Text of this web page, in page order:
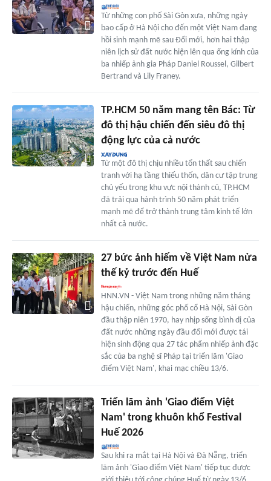
Từ những con phố Sài Gòn xưa, những ngày
bao cấp ở Hà Nội cho đến một Việt Nam đang
hồi sinh mạnh mẽ sau Đổi mới, hơn hai thập
niên lịch sử đất nước hiện lên qua ống kính của
ba nhiếp ảnh gia Pháp Daniel Roussel, Gilbert
Bertrand và Lily Franey.
TP.HCM 50 năm mang tên Bác: Từ
đô thị hậu chiến đến siêu đô thị
động lực của cả nước
Từ một đô thị chịu nhiều tổn thất sau chiến
tranh với hạ tầng thiếu thốn, dân cư tập trung
chủ yếu trong khu vực nội thành cũ, TP.HCM
đã trải qua hành trình 50 năm phát triển
mạnh mẽ để trở thành trung tâm kinh tế lớn
nhất cả nước.
27 bức ảnh hiếm về Việt Nam nửa
thế kỷ trước đến Huế
HNN.VN - Việt Nam trong những năm tháng
hậu chiến, những góc phố cổ Hà Nội, Sài Gòn
đầu thập niên 1970, hay nhịp sống bình dị của
đất nước những ngày đầu đổi mới được tái
hiện sinh động qua 27 tác phẩm nhiếp ảnh đặc
sắc của ba nghệ sĩ Pháp tại triển lãm 'Giao
điểm Việt Nam', khai mạc chiều 13/6.
Triển lãm ảnh 'Giao điểm Việt
Nam' trong khuôn khổ Festival
Huế 2026
Sau khi ra mắt tại Hà Nội và Đà Nẵng, triển
lãm ảnh 'Giao điểm Việt Nam' tiếp tục được